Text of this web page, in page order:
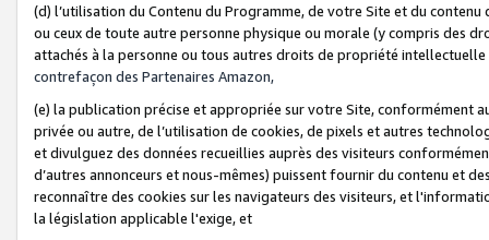
(d) l’utilisation du Contenu du Programme, de votre Site et du
ou ceux de toute autre personne physique ou morale (y compris des
attachés à la personne ou tous autres droits de propriété
contrefaçon des Partenaires Amazon,
(e) la publication précise et appropriée sur votre Site, conformément
privée ou autre, de l’utilisation de cookies, de pixels et autres
et divulguez des données recueillies auprès des visiteurs
d’autres annonceurs et nous-mêmes) puissent fournir du contenu et
reconnaître des cookies sur les navigateurs des visiteurs, et
la législation applicable l'exige, et